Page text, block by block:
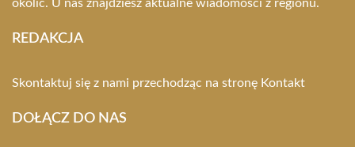
okolic. U nas znajdziesz aktualne wiadomości z regionu.
REDAKCJA
Skontaktuj się z nami przechodząc na stronę Kontakt
DOŁĄCZ DO NAS